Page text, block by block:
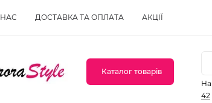
ДОСТАВКА ТА ОПЛАТА АКЦІЇ
Каталог товарів
42